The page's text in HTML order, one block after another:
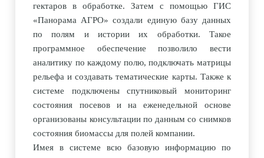
гектаров в обработке. Затем с помощью ГИС
«Панорама АГРО»создали единую базу данных
по полям и истории их обработки. Такое
программное обеспечение позволило вести
аналитику по каждому полю, подключать матрицы
рельефа и создавать тематические карты. Также к
системе подключены спутниковый мониторинг
состояния посевов и на еженедельной основе
организованы консультации по данным со снимков
состояния биомассы для полей компании.
Имея в системе всю базовую информацию по